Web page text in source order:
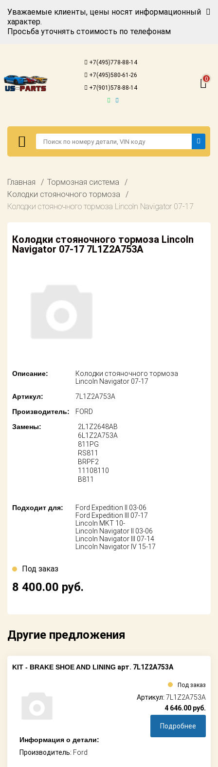
Уважаемые клиенты, цены носят информационный
характер.
Просьба уточнять стоимость по телефонам
+7(495)778-88-14
+7(495)580-61-26
+7(901)578-88-14
0
Авторизация
американских
автомобилей
запросу
техобслуживание
Оплата
Возврат
Регистрация
американских
Онлайн каталоги
Доставка
Оплата
Возврат
Контакты
Главная
Тормозная система
Колодки стояночного тормоза
Колодки стояночного тормоза Lincoln Navigator 07-17
Колодки стояночного тормоза Lincoln
Navigator 07-17 7L1Z2A753A
Описание:
Колодки стояночного тормоза
Lincoln Navigator 07-17
Артикул:
7L1Z2A753A
Производитель:
FORD
Замены:
2L1Z2648AB
6L1Z2A753A
811PG
RS811
BRPF2
11108110
B811
Подходит для:
Ford Expedition II 03-06
Ford Expedition III 07-17
Lincoln MKT 10-
Lincoln Navigator II 03-06
Lincoln Navigator III 07-14
Lincoln Navigator IV 15-17
Под заказ
8 400.00 руб.
Другие предложения
KIT - BRAKE SHOE AND LINING арт. 7L1Z2A753A
Информация о детали:
Производитель: Ford
Под заказ
Артикул: 7L1Z2A753A
4 646.00 руб.
Подробнее